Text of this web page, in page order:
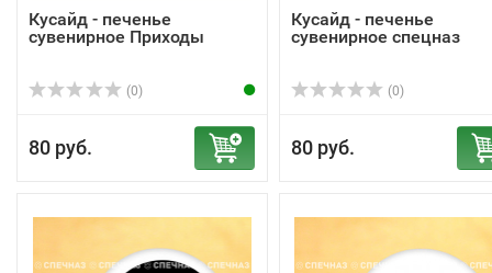
Кусайд - печенье
сувенирное Приходы
(0)
80 руб.
Кусайд - печенье
сувенирное спецназ
(0)
80 руб.